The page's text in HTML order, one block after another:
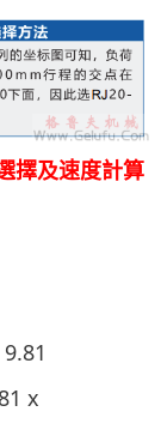
擇及速度計算
x